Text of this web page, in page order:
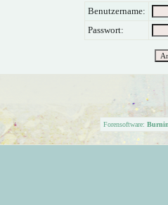
Benutzername:
Passwort:
Forensoftware: